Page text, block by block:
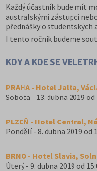
Každý účastník bude mít
australskými zástupci
přednášky o studentských
I tento ročník budeme
KDY A KDE SE
PRAHA - Hotel Jalta,
Sobota - 13. dubna 2019 od
PLZEŇ - Hotel Central,
Pondělí - 8. dubna 2019 od
BRNO - Hotel Slavia,
Úterý - 9. dubna 2019 od